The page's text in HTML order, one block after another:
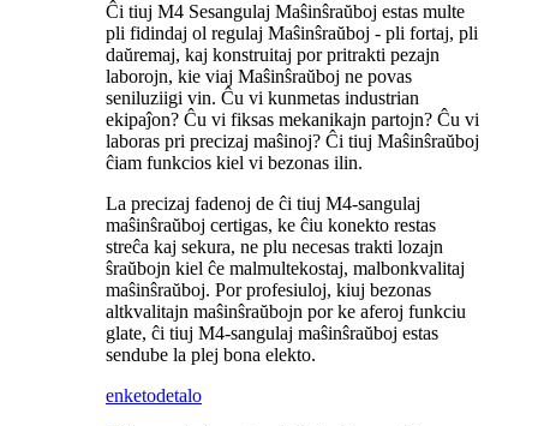
Ĉi tiuj M4 Sesangulaj Maŝinŝraŭboj estas multe
pli fidindaj ol regulaj Maŝinŝraŭboj - pli fortaj, pli
daŭremaj, kaj konstruitaj por pritrakti pezajn
laborojn, kie viaj Maŝinŝraŭboj ne povas
seniluziigi vin. Ĉu vi kunmetas industrian
ekipaĵon? Ĉu vi fiksas mekanikajn partojn? Ĉu vi
laboras pri precizaj maŝinoj? Ĉi tiuj Maŝinŝraŭboj
ĉiam funkcios kiel vi bezonas ilin.
La precizaj fadenoj de ĉi tiuj M4-sangulaj
maŝinŝraŭboj certigas, ke ĉiu konekto restas
streĉa kaj sekura, ne plu necesas trakti lozajn
ŝraŭbojn kiel ĉe malmultekostaj, malbonkvalitaj
maŝinŝraŭboj. Por profesiuloj, kiuj bezonas
altkvalitajn maŝinŝraŭbojn por ke aferoj funkciu
glate, ĉi tiuj M4-sangulaj maŝinŝraŭboj estas
sendube la plej bona elekto.
enketodetalo